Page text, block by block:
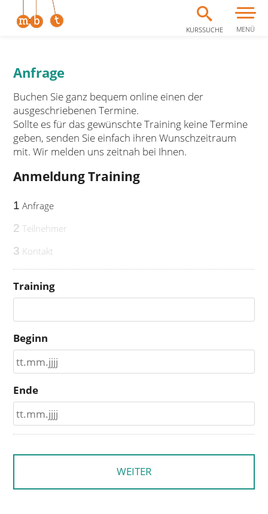
KURSSUCHE MENÜ
Anfrage
Buchen Sie ganz bequem online einen der
ausgeschriebenen Termine.
Sollte es für das gewünschte Training keine Termine
geben, senden Sie einfach ihren Wunschzeitraum
mit. Wir melden uns zeitnah bei Ihnen.
Anmeldung Training
1 Anfrage
2 Teilnehmer
3 Kontakt
Training
Beginn
Ende
TT Punkt MM Punkt JJJJ